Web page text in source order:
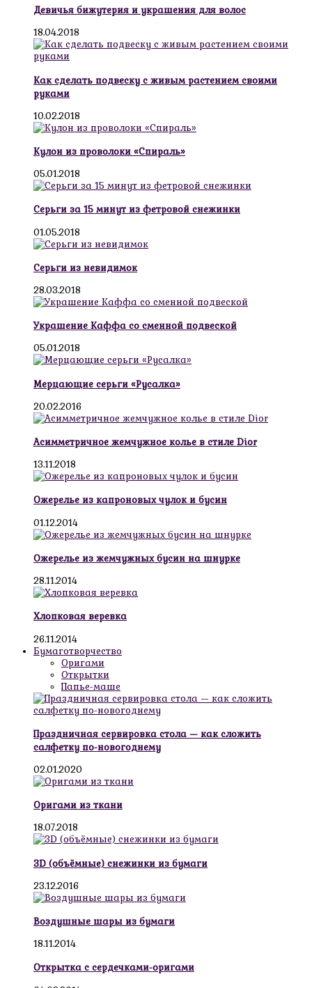
Девичья бижутерия и украшения для волос
18.04.2018
Как сделать подвеску с живым растением своими
руками
10.02.2018
Кулон из проволоки «Спираль»
05.01.2018
Серьги за 15 минут из фетровой снежинки
01.05.2018
Серьги из невидимок
28.03.2018
Украшение Каффа со сменной подвеской
05.01.2018
Мерцающие серьги «Русалка»
20.02.2016
Асимметричное жемчужное колье в стиле Dior
13.11.2018
Ожерелье из капроновых чулок и бусин
01.12.2014
Ожерелье из жемчужных бусин на шнурке
28.11.2014
Хлопковая веревка
26.11.2014
Бумаготворчество
Оригами
Открытки
Папье-маше
Праздничная сервировка стола — как сложить
салфетку по-новогоднему
02.01.2020
Оригами из ткани
18.07.2018
3D (объёмные) снежинки из бумаги
23.12.2016
Воздушные шары из бумаги
18.11.2014
Открытка с сердечками-оригами